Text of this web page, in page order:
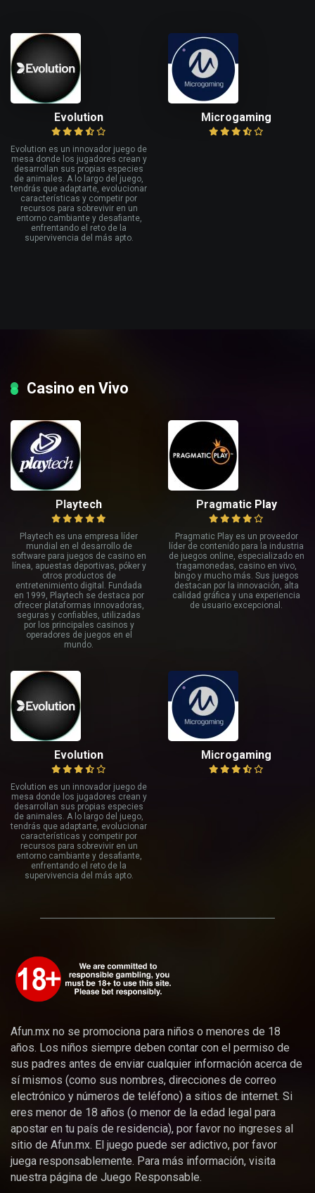
Evolution
Evolution es un innovador juego de
mesa donde los jugadores crean y
desarrollan sus propias especies
de animales. A lo largo del juego,
tendrás que adaptarte, evolucionar
características y competir por
recursos para sobrevivir en un
entorno cambiante y desafiante,
enfrentando el reto de la
supervivencia del más apto.
Microgaming
Casino en Vivo
Playtech
Playtech es una empresa líder
mundial en el desarrollo de
software para juegos de casino en
línea, apuestas deportivas, póker y
otros productos de
entretenimiento digital. Fundada
en 1999, Playtech se destaca por
ofrecer plataformas innovadoras,
seguras y confiables, utilizadas
por los principales casinos y
operadores de juegos en el
mundo.
Pragmatic Play
Pragmatic Play es un proveedor
líder de contenido para la industria
de juegos online, especializado en
tragamonedas, casino en vivo,
bingo y mucho más. Sus juegos
destacan por la innovación, alta
calidad gráfica y una experiencia
de usuario excepcional.
Evolution
Evolution es un innovador juego de
mesa donde los jugadores crean y
desarrollan sus propias especies
de animales. A lo largo del juego,
tendrás que adaptarte, evolucionar
características y competir por
recursos para sobrevivir en un
entorno cambiante y desafiante,
enfrentando el reto de la
supervivencia del más apto.
Microgaming
Afun.mx no se promociona para niños o menores de 18
años. Los niños siempre deben contar con el permiso de
sus padres antes de enviar cualquier información acerca de
sí mismos (como sus nombres, direcciones de correo
electrónico y números de teléfono) a sitios de internet. Si
eres menor de 18 años (o menor de la edad legal para
apostar en tu país de residencia), por favor no ingreses al
sitio de Afun.mx. El juego puede ser adictivo, por favor
juega responsablemente. Para más información, visita
nuestra página de Juego Responsable.